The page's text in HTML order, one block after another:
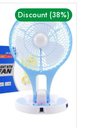
Discount (38%)